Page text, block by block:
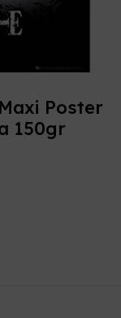
Poster
150gr